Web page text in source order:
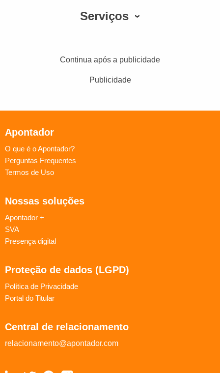
Serviços
Continua após a publicidade
Publicidade
Apontador
O que é o Apontador?
Perguntas Frequentes
Termos de Uso
Nossas soluções
Apontador +
SVA
Presença digital
Proteção de dados (LGPD)
Política de Privacidade
Portal do Titular
Central de relacionamento
relacionamento@apontador.com